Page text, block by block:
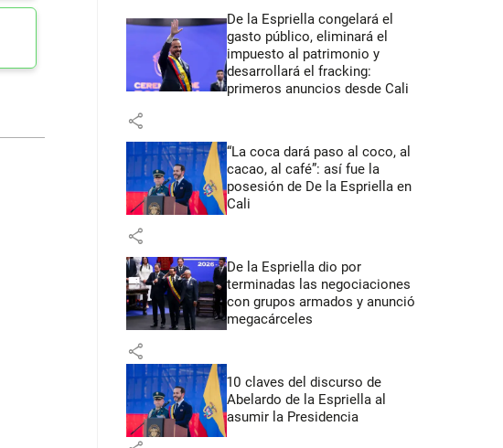
De la Espriella congelará el
gasto público, eliminará el
impuesto al patrimonio y
desarrollará el fracking:
primeros anuncios desde Cali
share
“La coca dará paso al coco, al
cacao, al café”: así fue la
posesión de De la Espriella en
Cali
share
De la Espriella dio por
terminadas las negociaciones
con grupos armados y anunció
megacárceles
share
10 claves del discurso de
Abelardo de la Espriella al
asumir la Presidencia